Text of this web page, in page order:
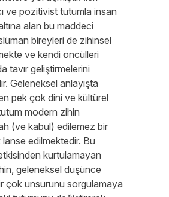
ve pozitivist tutumla insan
alan bu maddeci
bireyleri de zihinsel
ve kendi öncülleri
tavır geliştirmelerini
Geleneksel anlayışta
pek çok dini ve kültürel
modern zihin
(ve kabul) edilemez bir
edilmektedir. Bu
kurtulamayan
geleneksel düşünce
çok unsurunu sorgulamaya